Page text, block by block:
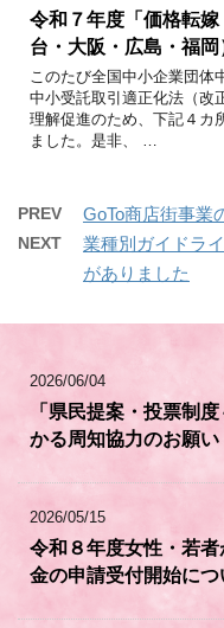
令和７年度「価格転
台・大阪・広島・福
このたび全国中小企業団体
中小受託取引適正化法（改
理解促進のため、下記４カ
ました。是非、 …
PREV GoTo商店街事業
NEXT
業種別ガイドラ
がありました
2026/06/04
「県民提案・投票制
かる周知協力のお願い
2026/05/15
令和８年度女性・若
金の申請受付開始につ